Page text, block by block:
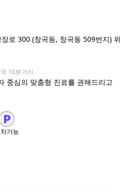
로 300 (창곡동, 창곡동 509번지) 위
10분거리
중심의 맞춤형 진료를 권해드리고
가능